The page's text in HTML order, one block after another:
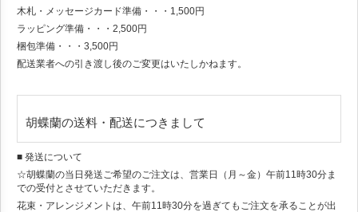
木札・メッセージカード準備・・・1,500円
ラッピング準備・・・2,500円
梱包準備・・・3,500円
配送業者への引き渡し後のご変更はいたしかねます。
胡蝶蘭の送料・配送につきまして
■ 発送について
☆胡蝶蘭の当日発送ご希望のご注文は、営業日（月～金）午前11時30分ま
での受付とさせていただきます。
花束・アレンジメントは、午前11時30分を過ぎてもご注文を承ることが出